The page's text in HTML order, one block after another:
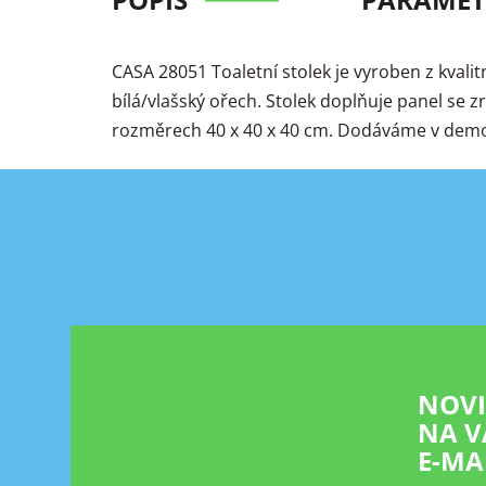
CASA 28051 Toaletní stolek je vyroben z
bílá/vlašský ořech. Stolek doplňuje panel se
rozměrech 40 x 40 x 40 cm. Dodáváme v
NA
E-